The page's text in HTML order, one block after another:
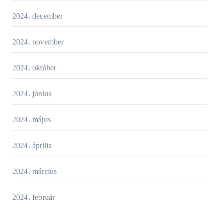
2024. december
2024. november
2024. október
2024. június
2024. május
2024. április
2024. március
2024. február